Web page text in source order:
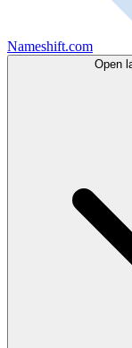
Nameshift.com
Open